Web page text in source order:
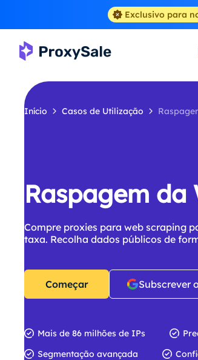
Exclusivo para
Início Casos de Utilização
Raspagem da
Compre proxies para web scraping
taxa. Recolha dados públicos de
Começar Subscrever
Mais de 86 milhões de IPs
Segmentação avançada